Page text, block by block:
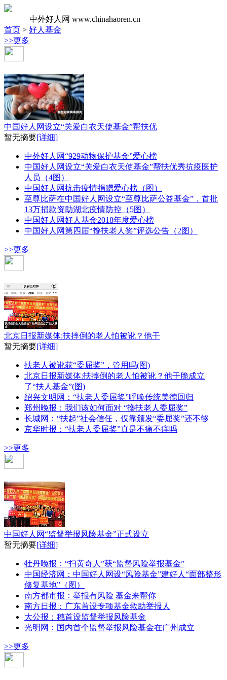
中外好人网 www.chinahaoren.cn
首页 > 好人基金
>>更多
中国好人网设立“关爱白衣天使基金”帮扶优
暂无摘要[详细]
中外好人网“929动物保护基金”爱心榜
中国好人网设立“关爱白衣天使基金”帮扶优秀抗疫医护
人员（4图）
中国好人网抗击疫情捐赠爱心榜（图）
至尊比萨在中国好人网设立“至尊比萨公益基金”，首批
13万捐款资助湖北疫情防控（5图）
中国好人网好人基金2018年度爱心榜
中国好人网第四届“搀扶老人奖”评选公告（2图）
>>更多
北京日报新媒体:扶摔倒的老人怕被讹？他干
暂无摘要[详细]
扶老人被讹获“委屈奖”，管用吗(图)
北京日报新媒体:扶摔倒的老人怕被讹？他干脆成立
了“扶人基金”(图)
绍兴文明网：“扶老人委屈奖”呼唤传统美德回归
郑州晚报：我们该如何面对 “搀扶老人委屈奖”
长城网：“扶起”社会信任，仅靠颁发“委屈奖”还不够
京华时报：“扶老人委屈奖”真是不痛不痒吗
>>更多
中国好人网“监督举报风险基金”正式设立
暂无摘要[详细]
牡丹晚报：“扫黄奇人”获“监督风险举报基金”
中国经济网：中国好人网设“风险基金”建好人“面部整形
修复基地”（图）
南方都市报：举报有风险 基金来帮你
南方日报：广东首设专项基金救助举报人
大公报：穗首设监督举报风险基金
光明网：国内首个监督举报风险基金在广州成立
>>更多